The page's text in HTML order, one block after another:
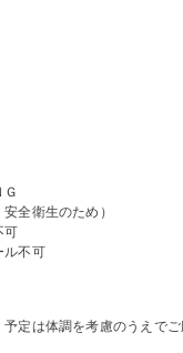
全衛生のため）
可
ル不可
定は体調を考慮のうえで